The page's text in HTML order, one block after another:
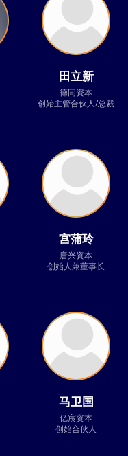
田立新
德同资本
创始主管合伙人/总裁
宫蒲玲
唐兴资本
创始人兼董事长
马卫国
亿宸资本
创始合伙人